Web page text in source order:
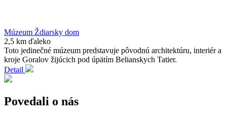
Múzeum Ždiarsky dom
2,5 km ďaleko
Toto jedinečné múzeum predstavuje pôvodnú architektúru, interiér a
kroje Goralov žijúcich pod úpätím Belianskych Tatier.
Detail
Povedali o nás